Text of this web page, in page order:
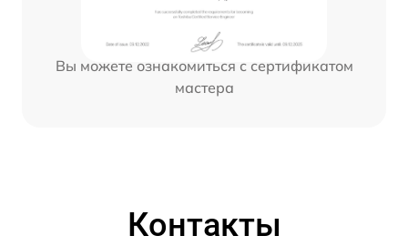
Вы можете ознакомиться с сертификатом
мастера
Контакты